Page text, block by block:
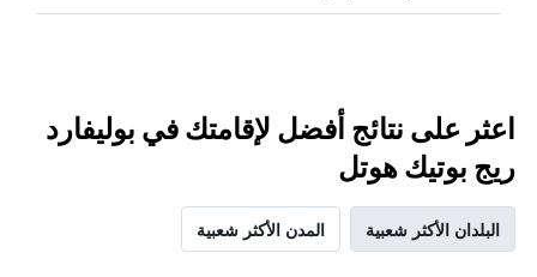
اعثر على نتائج أفضل لإقامتك في بوليفارد
ريج بوتيك هوتل
البلدان الأكثر شعبية المدن الأكثر شعبية